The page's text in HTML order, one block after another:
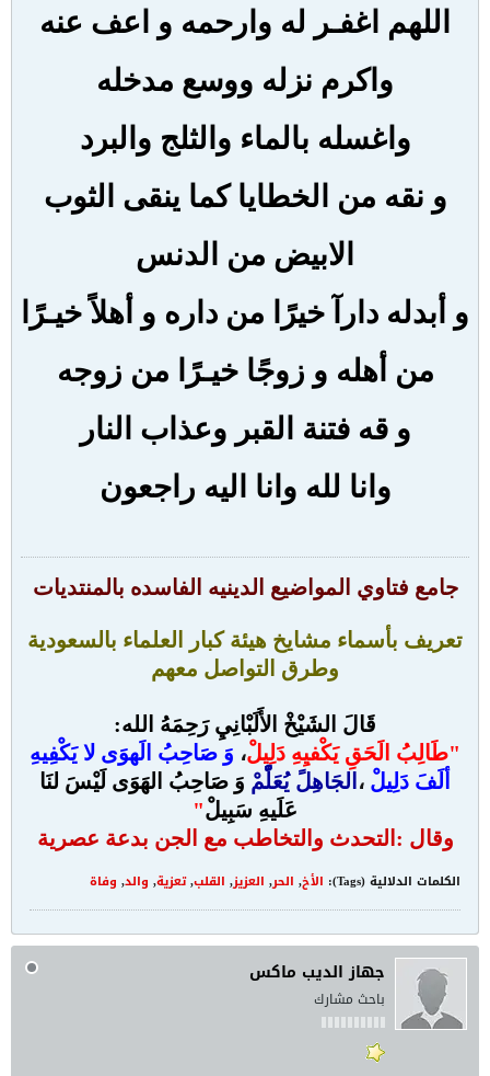
اللهم اغفـر له وارحمه و اعف عنه
واكرم نزله ووسع مدخله
واغسله بالماء والثلج والبرد
و نقه من الخطايا كما ينقى الثوب
الابيض من الدنس
و أبدله دارآ خيرًا من داره و أهلاً خيـرًا
من أهله و زوجًا خيـرًا من زوجه
و قه فتنة القبر وعذاب النار
وانا لله وانا اليه راجعون
جامع فتاوي المواضيع الدينيه الفاسده بالمنتديات
تعريف بأسماء مشايخ هيئة كبار العلماء بالسعودية
وطرق التواصل معهم
قَالَ الشَيْخْ الأَلَبْانِيِ رَحِمَهُ الله:
"طَالِبُ الَحَقِ يَكْفيِهِ دَلِيلْ، وَ صَاحِبُ الَهوَى لا يَكْفِيهِ
ألَفَ دَلِيلْ ، الجَاهِلً يُعَلّْمْ وَ صَاحِبُ الهَوَى لَيْسَ لنَا
عَلَيهِ سَبِيلْ"
وقال :التحدث والتخاطب مع الجن بدعة عصرية
الكلمات الدلالية (Tags): الأخ, الحر, العزيز, القلب,تعزية, والد, وفاة
جهاز الديب ماكس
باحث مشارك